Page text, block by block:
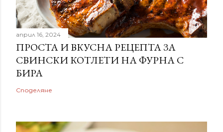
април 16, 2024
ПРОСТА И ВКУСНА РЕЦЕПТА ЗА
СВИНСКИ КОТЛЕТИ НА ФУРНА С
БИРА
Споделяне